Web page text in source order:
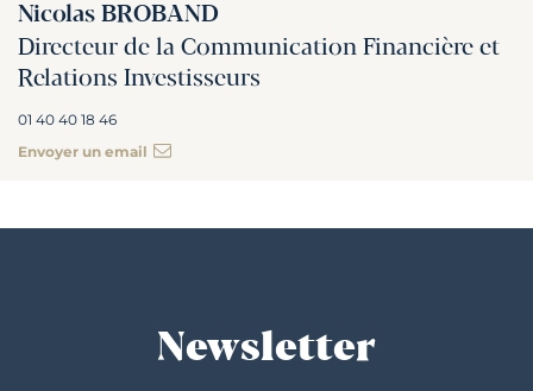
Nicolas BROBAND
Directeur de la Communication Financière et
Relations Investisseurs
01 40 40 18 46
Envoyer un email
Newsletter